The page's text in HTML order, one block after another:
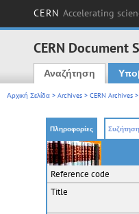
CERN Accelerating
CERN Document
Main menu
Αναζήτηση
Αρχική Σελίδα > Archives > CERN Archives >
Πληροφορίες
Reference code
Title